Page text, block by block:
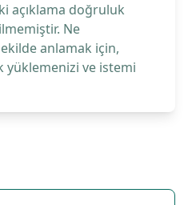
açıklama doğruluk
Ne
anlamak için,
yüklemenizi ve istemi